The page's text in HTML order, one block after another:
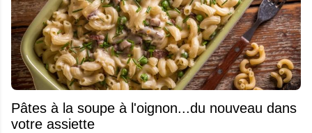
Pâtes à la soupe à l'oignon...du nouveau dans
votre assiette